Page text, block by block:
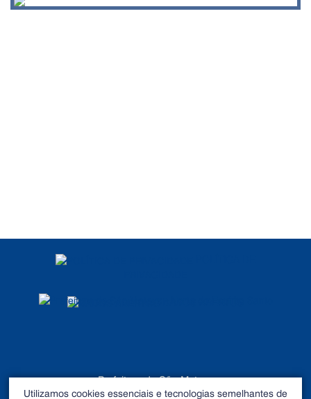
Prefeitura de São Mateus
©2026 - Todos os direitos reservados
Utilizamos cookies essenciais e tecnologias semelhantes de